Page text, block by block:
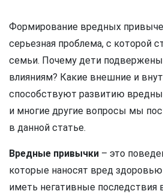
Формирование вредных
серьезная проблема, с которой
семьи. Почему дети
влияниям? Какие внешние и
способствуют развитию
и многие другие вопросы мы
в данной статье.
Вредные привычки – это
которые наносят вред
иметь негативные последствия